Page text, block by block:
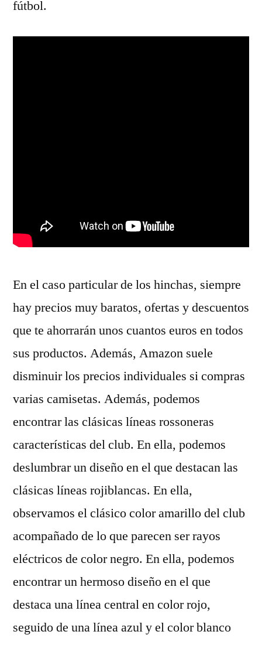
fútbol.
En el caso particular de los hinchas, siempre
hay precios muy baratos, ofertas y descuentos
que te ahorrarán unos cuantos euros en todos
sus productos. Además, Amazon suele
disminuir los precios individuales si compras
varias camisetas. Además, podemos
encontrar las clásicas líneas rossoneras
características del club. En ella, podemos
deslumbrar un diseño en el que destacan las
clásicas líneas rojiblancas. En ella,
observamos el clásico color amarillo del club
acompañado de lo que parecen ser rayos
eléctricos de color negro. En ella, podemos
encontrar un hermoso diseño en el que
destaca una línea central en color rojo,
seguido de una línea azul y el color blanco